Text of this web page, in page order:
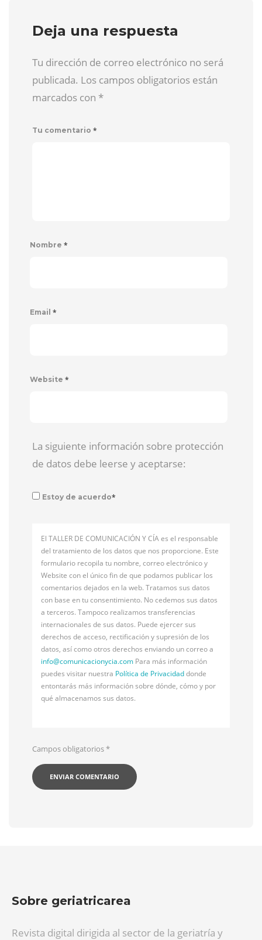
Deja una respuesta
Tu dirección de correo electrónico no será
publicada. Los campos obligatorios están
marcados con *
Tu comentario *
Nombre *
Email *
Website *
La siguiente información sobre protección
de datos debe leerse y aceptarse:
Estoy de acuerdo*
El TALLER DE COMUNICACIÓN Y CÍA es el responsable
del tratamiento de los datos que nos proporcione. Este
formulario recopila tu nombre, correo electrónico y
Website con el único fin de que podamos publicar los
comentarios dejados en la web. Tratamos sus datos
con base en tu consentimiento. No cedemos sus datos
a terceros. Tampoco realizamos transferencias
internacionales de sus datos. Puede ejercer sus
derechos de acceso, rectificación y supresión de los
datos, así como otros derechos enviando un correo a
info@comunicacionycia.com Para más información
puedes visitar nuestra Política de Privacidaddonde
entontarás más información sobre dónde, cómo y por
qué almacenamos sus datos.
Campos obligatorios*
Sobre geriatricarea
Revista digital dirigida al sector de la geriatría y